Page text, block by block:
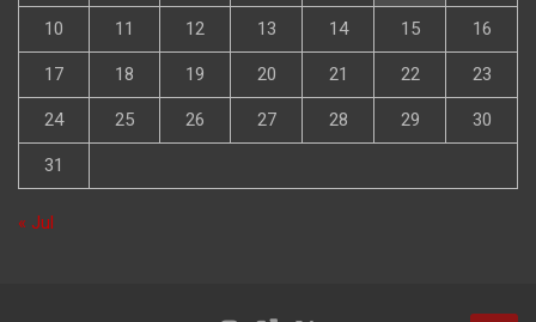
10 11 12 13 14 15 16
17 18 19 20 21 22 23
24 25 26 27 28 29 30
31
« Jul